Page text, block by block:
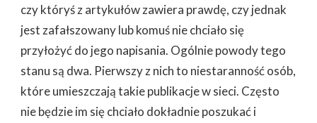
czy któryś z artykułów zawiera prawdę, czy jednak
jest zafałszowany lub komuś nie chciało się
przyłożyć do jego napisania. Ogólnie powody tego
stanu są dwa. Pierwszy z nich to niestaranność osób,
które umieszczają takie publikacje w sieci. Często
nie będzie im się chciało dokładnie poszukać i